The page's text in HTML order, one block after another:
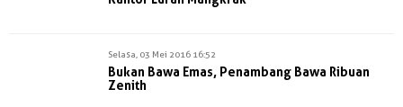
Selasa, 03 Mei 2016 16:52
Bukan Bawa Emas, Penambang Bawa Ribuan
Zenith